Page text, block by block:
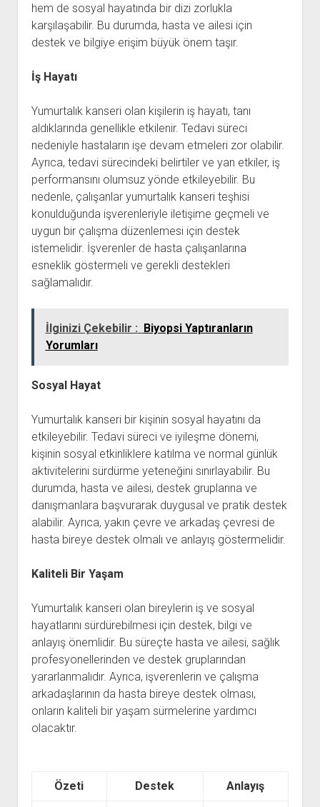
hem de sosyal hayatında bir dizi zorlukla
karşılaşabilir. Bu durumda, hasta ve ailesi için
destek ve bilgiye erişim büyük önem taşır.
İş Hayatı
Yumurtalık kanseri olan kişilerin iş hayatı, tanı
aldıklarında genellikle etkilenir. Tedavi süreci
nedeniyle hastaların işe devam etmeleri zor olabilir.
Ayrıca, tedavi sürecindeki belirtiler ve yan etkiler, iş
performansını olumsuz yönde etkileyebilir. Bu
nedenle, çalışanlar yumurtalık kanseri teşhisi
konulduğunda işverenleriyle iletişime geçmeli ve
uygun bir çalışma düzenlemesi için destek
istemelidir. İşverenler de hasta çalışanlarına
esneklik göstermeli ve gerekli destekleri
sağlamalıdır.
İlginizi Çekebilir : Biyopsi Yaptıranların
Yorumları
Sosyal Hayat
Yumurtalık kanseri bir kişinin sosyal hayatını da
etkileyebilir. Tedavi süreci ve iyileşme dönemi,
kişinin sosyal etkinliklere katılma ve normal günlük
aktivitelerini sürdürme yeteneğini sınırlayabilir. Bu
durumda, hasta ve ailesi, destek gruplarına ve
danışmanlara başvurarak duygusal ve pratik destek
alabilir. Ayrıca, yakın çevre ve arkadaş çevresi de
hasta bireye destek olmalı ve anlayış göstermelidir.
Kaliteli Bir Yaşam
Yumurtalık kanseri olan bireylerin iş ve sosyal
hayatlarını sürdürebilmesi için destek, bilgi ve
anlayış önemlidir. Bu süreçte hasta ve ailesi, sağlık
profesyonellerinden ve destek gruplarından
yararlanmalıdır. Ayrıca, işverenlerin ve çalışma
arkadaşlarının da hasta bireye destek olması,
onların kaliteli bir yaşam sürmelerine yardımcı
olacaktır.
Özeti Destek Anlayış